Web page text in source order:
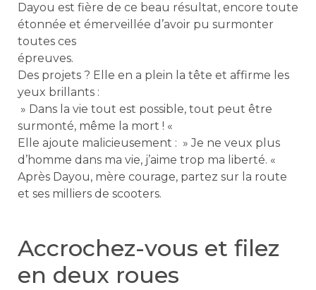
Dayou est fière de ce beau résultat, encore toute
étonnée et émerveillée d’avoir pu surmonter
toutes ces
épreuves.
Des projets ? Elle en a plein la tête et affirme les
yeux brillants :
» Dans la vie tout est possible, tout peut être
surmonté, même la mort ! «
Elle ajoute malicieusement : » Je ne veux plus
d’homme dans ma vie, j’aime trop ma liberté. «
Après Dayou, mère courage, partez sur la route
et ses milliers de scooters.
Accrochez-vous et filez
en deux roues